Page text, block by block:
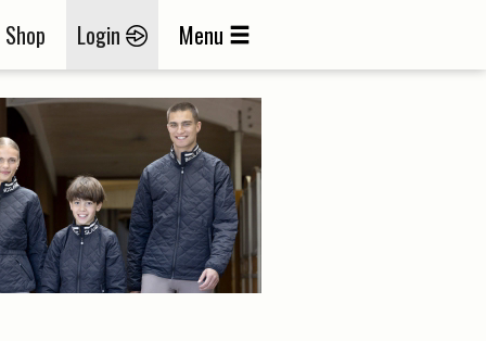
Shop Login Menu